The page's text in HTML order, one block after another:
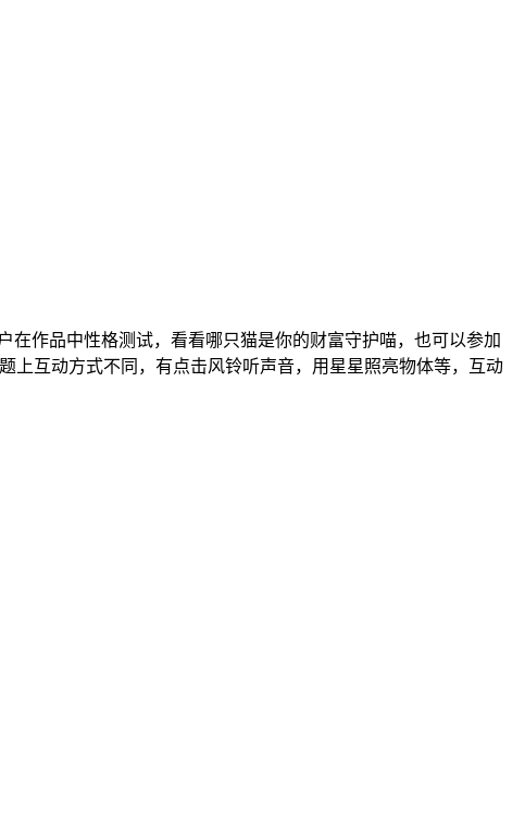
在作品中性格测试，看看哪只猫是你的财富守护喵，也可以参加
上互动方式不同，有点击风铃听声音，用星星照亮物体等，互动